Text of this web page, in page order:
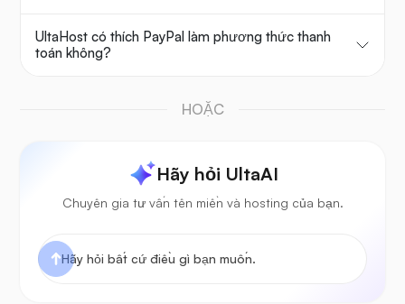
UltaHost có thích PayPal làm phương thức thanh
toán không?
HOẶC
Hãy hỏi UltaAI
Chuyên gia tư vấn tên miền và hosting của bạn.